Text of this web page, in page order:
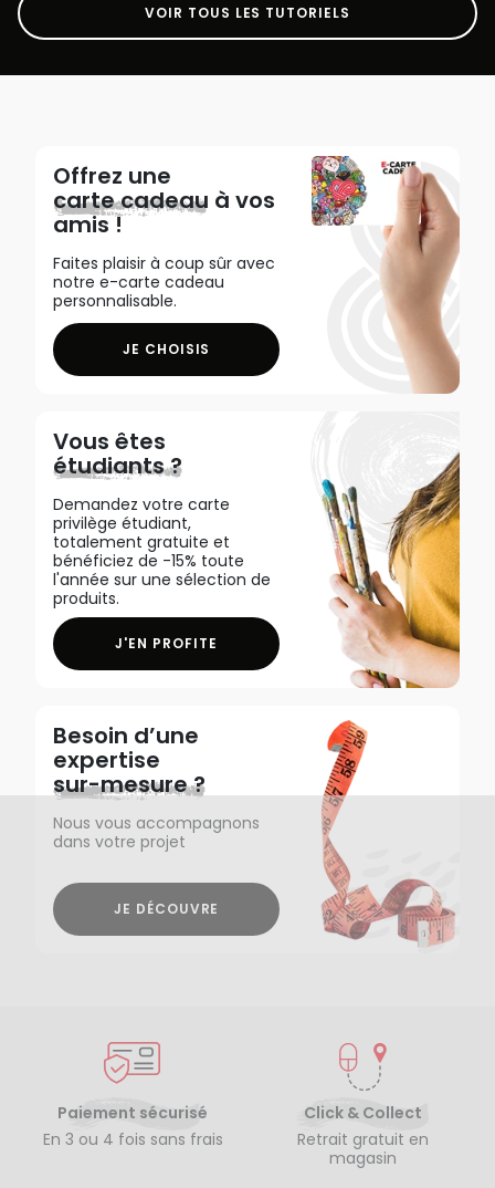
VOIR TOUS LES TUTORIELS
Offrez une
carte cadeau à vos
amis !
Faites plaisir à coup sûr avec
notre e-carte cadeau
personnalisable.
JE CHOISIS
Vous êtes
étudiants ?
Demandez votre carte
privilège étudiant,
totalement gratuite et
bénéficiez de -15% toute
l'année sur une sélection de
produits.
J'EN PROFITE
Besoin d’une
expertise
sur-mesure ?
Nous vous accompagnons
dans votre projet
JE DÉCOUVRE
Paiement sécurisé
En 3 ou 4 fois sans frais
Click & Collect
Retrait gratuit en
magasin